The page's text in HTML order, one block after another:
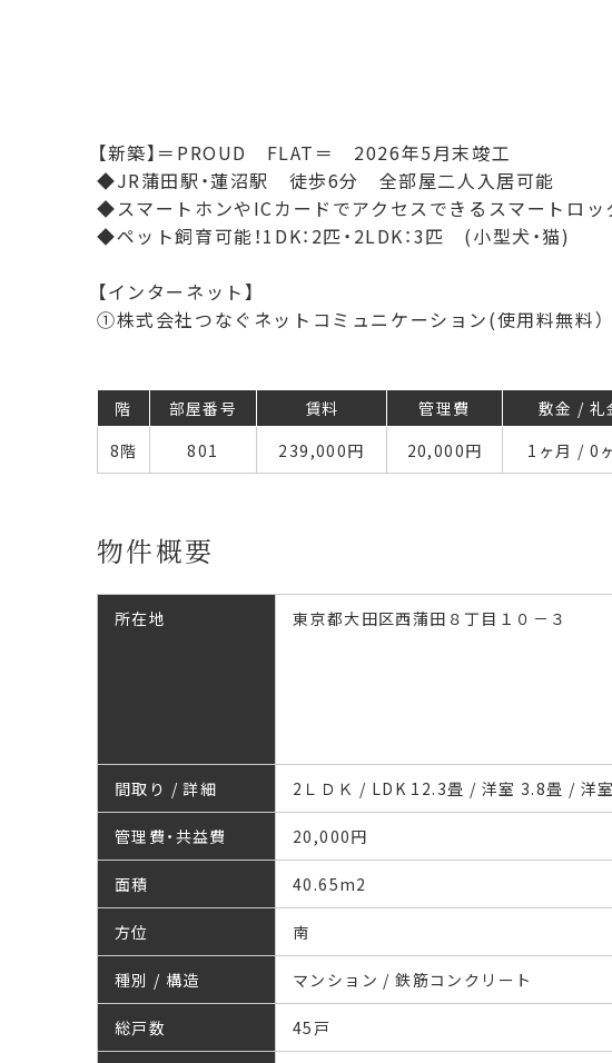
【新築】＝PROUD FLAT＝ 2026年5月末竣工
◆JR蒲田駅・蓮沼駅 徒歩6分 全部屋二人入居可能
◆スマートホンやICカードでアクセスできるスマートロッ
◆ペット飼育可能！1DK：2匹・2LDK：3匹 (小型犬・猫)
【インターネット】
①株式会社つなぐネットコミュニケーション(使用料無料）
階 部屋番号 賃料 管理費 敷金 / 礼
8階
801 239,000円 20,000円 1ヶ月 / 0
物件概要
所在地 東京都大田区西蒲田８丁目１０－３
間取り / 詳細 2ＬＤＫ / LDK 12.3畳 / 洋室 3.8畳 / 洋
管理費・共益費 20,000円
面積 40.65m2
方位 南
種別 / 構造 マンション / 鉄筋コンクリート
総戸数 45戸